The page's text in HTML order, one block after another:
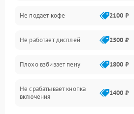
Проблемы с капучинатором и паром
Управление и электроника
Программное обеспечение
Не подает кофе 2100 ₽
Не работает дисплей 2500 ₽
Плохо взбивает пену 1800 ₽
Не срабатывает кнопка
включения
1400 ₽